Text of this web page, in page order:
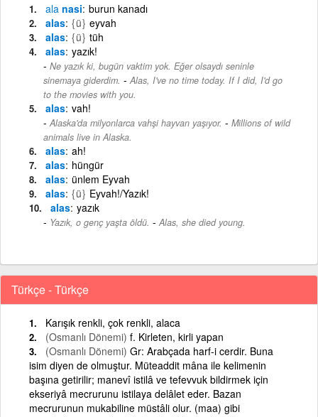
ala nasi burun kanadı
alas {ü} eyvah
alas {ü} tüh
alas yazık!
Ne yazık ki, bugün vaktim yok. Eğer olsaydı seninle
sinemaya giderdim. - Alas, I've no time today. If I did, I'd go
to the movies with you.
alas vah!
Alaska'da milyonlarca vahşi hayvan yaşıyor. - Millions of wild
animals live in Alaska.
alas ah!
alas hüngür
alas ünlem Eyvah
alas {ü} Eyvah!/Yazık!
alas yazık
Yazık, o genç yaşta öldü. - Alas, she died young.
Türkçe - Türkçe
Karışık renkli, çok renkli, alaca
(Osmanlı Dönemi) f. Kirleten, kirli yapan
(Osmanlı Dönemi) Gr: Arabçada harf-i cerdir. Buna
isim diyen de olmuştur. Müteaddit mâna ile kelimenin
başına getirilir; manevî istilâ ve tefevvuk bildirmek için
ekseriyâ mecrurunu istilaya delâlet eder. Bazan
mecrurunun mukabiline müstâli olur. (maa) gibi